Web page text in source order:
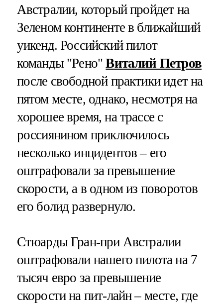
Австралии, который пройдет на
Зеленом континенте в ближайший
уикенд. Российский пилот
команды "Рено"Виталий Петров
после свободной практики идет на
пятом месте, однако, несмотря на
хорошее время, на трассе с
россиянином приключилось
несколько инцидентов – его
оштрафовали за превышение
скорости, а в одном из поворотов
его болид развернуло.
Стюарды Гран-при Австралии
оштрафовали нашего пилота на 7
тысяч евро за превышение
скорости на пит-лайн – месте, где